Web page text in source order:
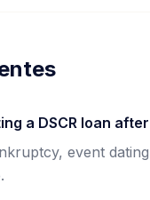
a DSCR loan
event